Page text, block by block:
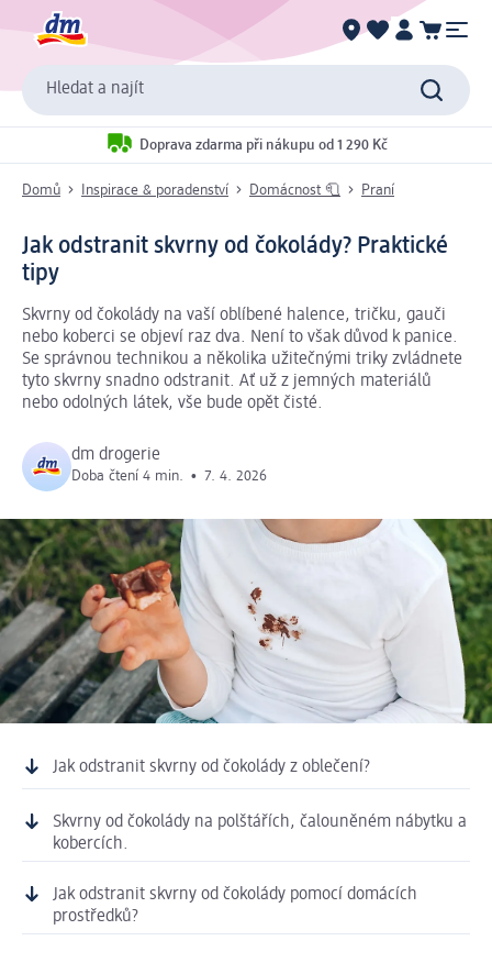
Hledat a najít
Doprava zdarma při nákupu od 1 290 Kč
Domů Inspirace & poradenství Domácnost 🧻 Praní
Jak odstranit skvrny od čokolády? Praktické
tipy
Skvrny od čokolády na vaší oblíbené halence, tričku, gauči
nebo koberci se objeví raz dva. Není to však důvod k panice.
Se správnou technikou a několika užitečnými triky zvládnete
tyto skvrny snadno odstranit. Ať už z jemných materiálů
nebo odolných látek, vše bude opět čisté.
dm drogerie
Doba čtení 4 min. • 7. 4. 2026
Jak odstranit skvrny od čokolády z oblečení?
Skvrny od čokolády na polštářích, čalouněném nábytku a
kobercích.
Jak odstranit skvrny od čokolády pomocí domácích
prostředků?